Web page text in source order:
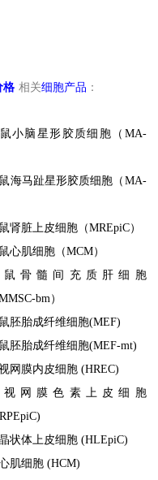
格 相关细胞产品 ：
小脑星形胶质细胞（MA-
海马趾星形胶质细胞（MA-
肾脏上皮细胞（MREpiC）
心肌细胞（MCM）
鼠骨髓间充质肝细胞
MMSC-bm）
胚胎成纤维细胞(MEF)
胚胎成纤维细胞(MEF-mt)
网膜内皮细胞 (HREC)
视网膜色素上皮细胞
状体上皮细胞 (HLEpiC)
肌细胞 (HCM)